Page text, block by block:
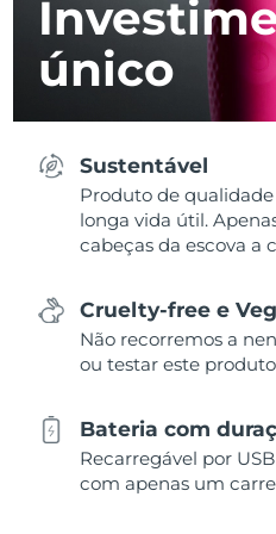
único
Sustentável
Produto de
longa vida útil.
cabeças da escova a
Cruelty-free e
Não recorremos a
ou testar este
Bateria com
Recarregável por
com apenas um